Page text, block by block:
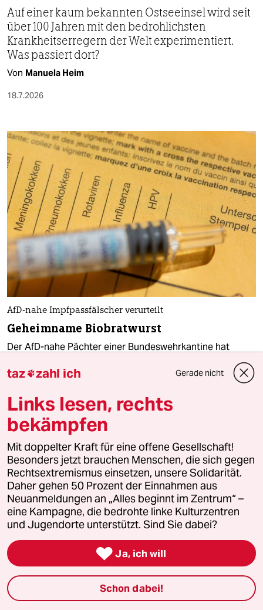
Auf einer kaum bekannten Ostseeinsel wird seit
über 100 Jahren mit den bedrohlichsten
Krankheitserregern der Welt experimentiert.
Was passiert dort?
Von Manuela Heim
18.7.2026
AfD-nahe Impfpassfälscher verurteilt
Geheimname Biobratwurst
Der AfD-nahe Pächter einer Bundeswehrkantine hat
Essensbestellungen. Jetzt müssen er und sein Mittäter
ins Gefängnis.
Von Joachim F. Tornau
20.6.2026
mehr zum Thema coronavirus
taz zahl ich Gerade nicht
Links lesen, rechts
bekämpfen
Mit doppelter Kraft für eine offene Gesellschaft!
Besonders jetzt brauchen Menschen, die sich gegen
Rechtsextremismus einsetzen, unsere Solidarität.
Daher gehen 50 Prozent der Einnahmen aus
Neuanmeldungen an „Alles beginnt im Zentrum“ –
eine Kampagne, die bedrohte linke Kulturzentren
und Jugendorte unterstützt. Sind Sie dabei?
 Ja, ich will
Schon dabei!